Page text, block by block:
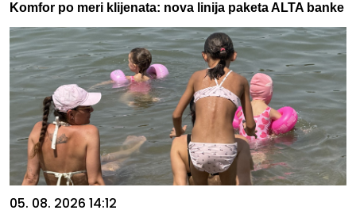
Komfor po meri klijenata: nova linija paketa ALTA banke
05. 08. 2026 14:12